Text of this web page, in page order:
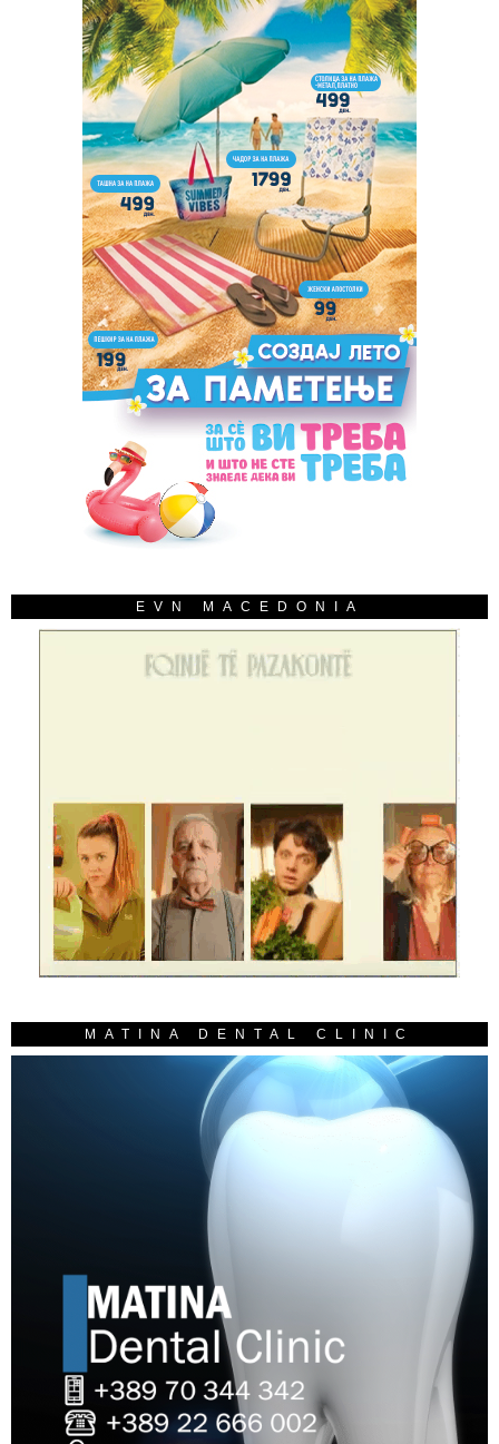
EVN MACEDONIA
MATINA DENTAL CLINIC